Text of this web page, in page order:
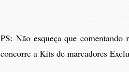
PS: Não esqueça que comentando
concorre a Kits de marcadores